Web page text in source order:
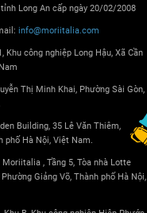
Long An cấp ngày 20/02/2008
info@moriitalia.com
Khu công nghiệp Long Hậu, Xã Cần
Thị Minh Khai, Phường Sài Gòn,
Building, 35 Lê Văn Thiêm,
phố Hà Nội, Việt Nam.
, Tầng 5, Tòa nhà Lotte
Giảng Võ, Thành phố Hà Nội,